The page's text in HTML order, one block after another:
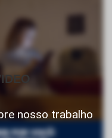
nosso trabalho